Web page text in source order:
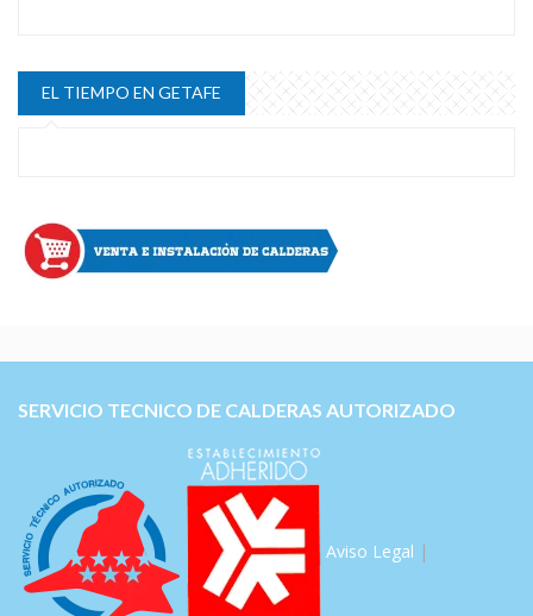
EL TIEMPO EN GETAFE
SERVICIO TECNICO DE CALDERAS AUTORIZADO
Aviso Legal |